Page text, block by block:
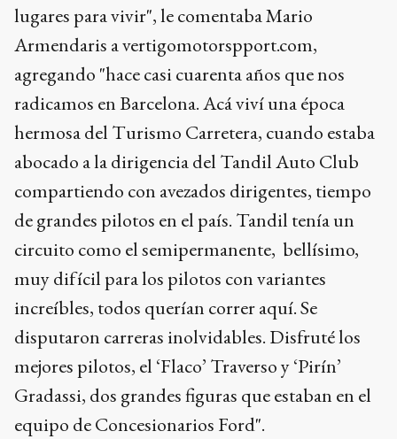
lugares para vivir", le comentaba Mario
Armendaris a vertigomotorspport.com,
agregando "hace casi cuarenta años que nos
radicamos en Barcelona. Acá viví una época
hermosa del Turismo Carretera, cuando estaba
abocado a la dirigencia del Tandil Auto Club
compartiendo con avezados dirigentes, tiempo
de grandes pilotos en el país. Tandil tenía un
circuito como el semipermanente, bellísimo,
muy difícil para los pilotos con variantes
increíbles, todos querían correr aquí. Se
disputaron carreras inolvidables. Disfruté los
mejores pilotos, el ‘Flaco’ Traverso y ‘Pirín’
Gradassi, dos grandes figuras que estaban en el
equipo de Concesionarios Ford".